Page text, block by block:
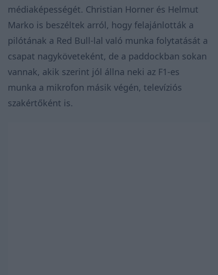
médiaképességét. Christian Horner és Helmut
Marko is beszéltek arról, hogy felajánlották a
pilótának a Red Bull-lal való munka folytatását a
csapat nagyköveteként, de a paddockban sokan
vannak, akik szerint jól állna neki az F1-es
munka a mikrofon másik végén, televíziós
szakértőként is.